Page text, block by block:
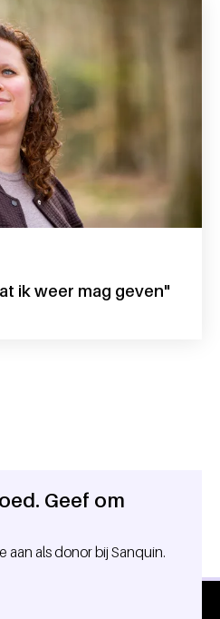
ik weer mag geven"
"ik ben dankbaar dat ik weer
Geef om
aan als donor bij Sanquin.